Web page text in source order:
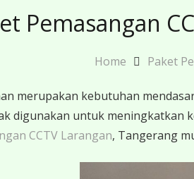
Pemasangan
Home Paket
merupakan kebutuhan
digunakan untuk meningkatkan
CCTV Larangan, Tangerang